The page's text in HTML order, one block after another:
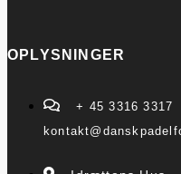
OPLYSNINGER
+ 45 3316 3317